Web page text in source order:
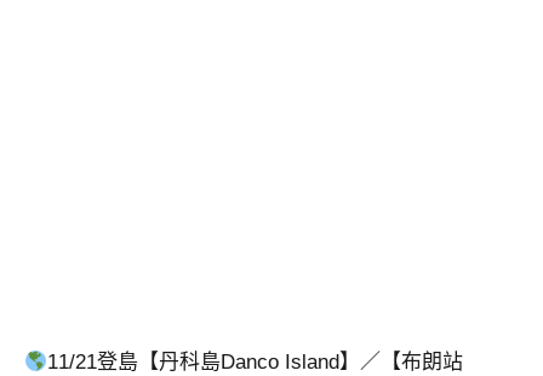
11/21登島【丹科島Danco Island】／【布朗站